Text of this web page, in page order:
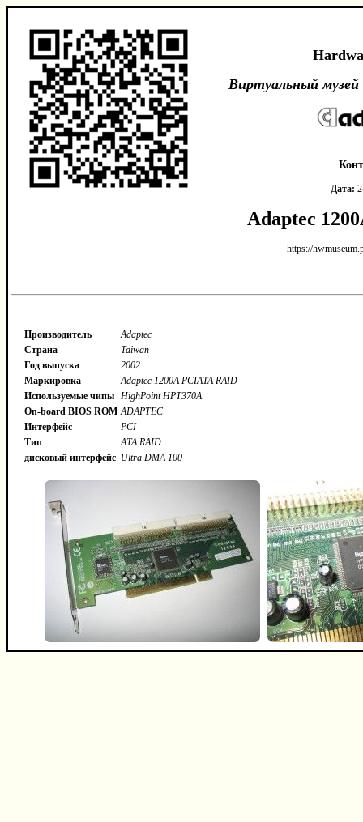
Виртуальный
Дата:
Adaptec
https://
Производитель
Adaptec
Страна
Taiwan
Год выпуска
2002
Маркировка
Adaptec 1200A PCIATA RAID
Используемые чипы HighPoint HPT370A
On-board BIOS ROM ADAPTEC
Интерфейс
PCI
Тип
ATA RAID
дисковый интерфейс Ultra DMA 100